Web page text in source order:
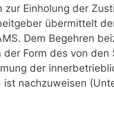
zur Einholung der
übermittelt
Dem Begehren
Form des von
der
ist nachzuweisen